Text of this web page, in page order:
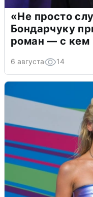
«Не просто
Бондарчуку
роман — с кем
6 августа 14